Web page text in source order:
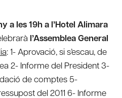
a les 19h a l’Hotel Alimara
l’Assemblea General
: 1- Aprovació, si s’escau, de
2- Informe del President 3-
de comptes 5-
del 2011 6- Informe